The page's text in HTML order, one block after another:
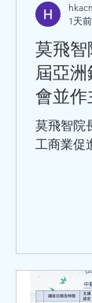
莫飛智
屆亞洲
會並作
變異性
莫飛智院
工商業促
1天前